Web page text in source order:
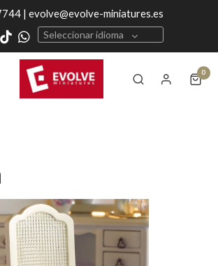
| evolve@evolve-miniatures.es
Seleccionar idioma
0